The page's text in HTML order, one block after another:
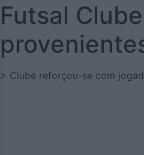
Futsal
> Clube reforçou-se com